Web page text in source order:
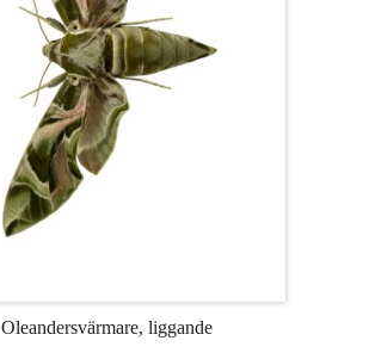
Oleandersvärmare, liggande